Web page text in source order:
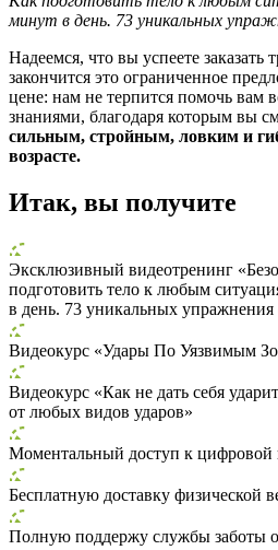
минут в день. 73 уникальных
Надеемся, что вы успеете заказать
закончится это ограниченное
цене: нам не терпится помочь вам
знаниями, благодаря которым вы
сильным, стройным, ловким и
возрасте.
Итак, вы получите
Эксклюзивный видеотренинг
подготовить тело к любым
в день. 73 уникальных упражнения
Видеокурс «Удары По Уязвимым
Видеокурс «Как не дать себя
от любых видов ударов»
Моментальный доступ к цифровой
Бесплатную доставку физической
Полную поддержу службы заботы